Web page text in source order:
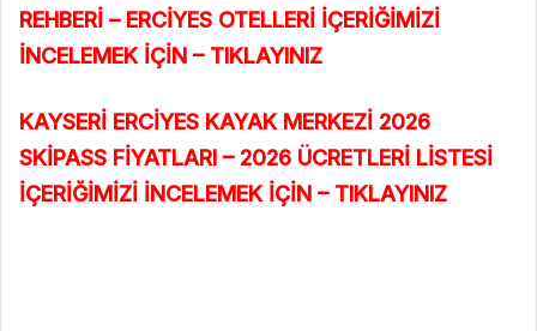
REHBERİ – ERCİYES OTELLERİ İÇERİĞİMİZİ
İNCELEMEK İÇİN – TIKLAYINIZ
KAYSERİ ERCİYES KAYAK MERKEZİ 2026
SKİPASS FİYATLARI – 2026 ÜCRETLERİ LİSTESİ
İÇERİĞİMİZİ İNCELEMEK İÇİN – TIKLAYINIZ